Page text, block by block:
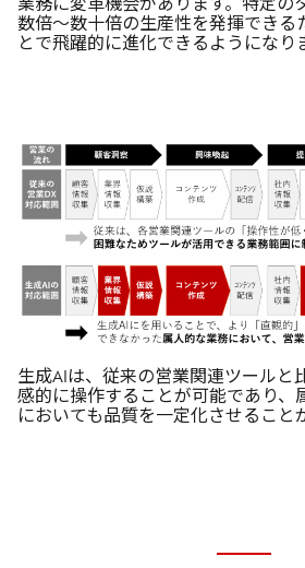
数倍～数十倍の生産性を発揮できる
とで飛躍的に進化できるようになり
生成AIは、従来の営業関連ツールと
感的に操作することが可能であり、
においても品質を一定化させること